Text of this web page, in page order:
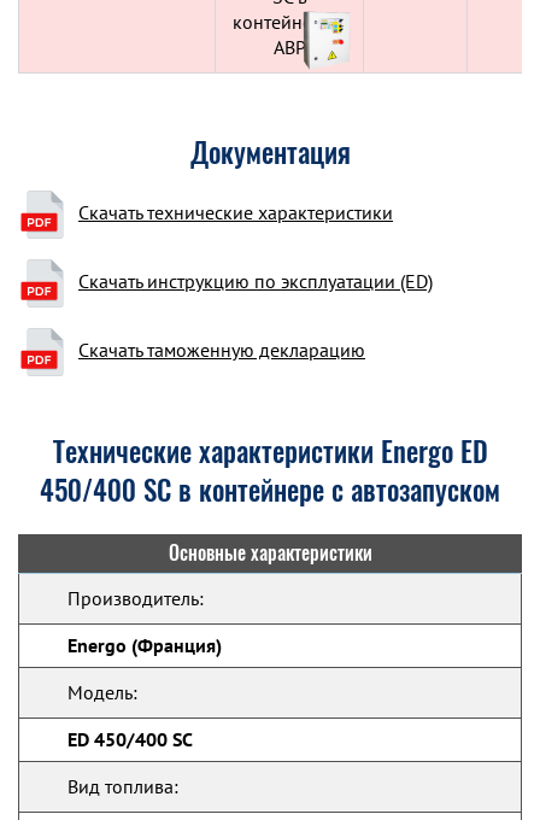
Документация
Скачать технические характеристики
Скачать инструкцию по эксплуатации (ED)
Скачать таможенную декларацию
Технические характеристики Energo ED
450/400 SC в контейнере с автозапуском
Основные характеристики
Производитель:
Energo (Франция)
Модель:
ED 450/400 SC
Вид топлива: